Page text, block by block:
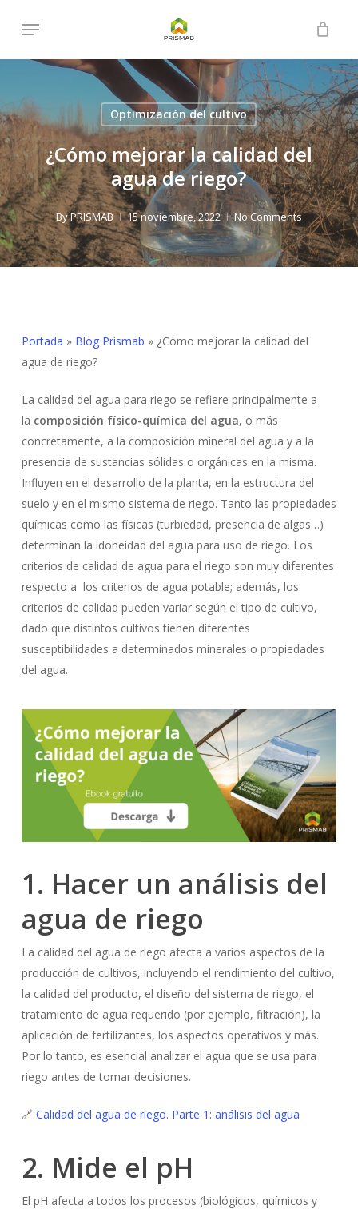
Menu
Close
Optimización del cultivo
¿Cómo mejorar la calidad del
agua de riego?
ByPRISMAB 15 noviembre, 2022 No Comments
Portada » Blog Prismab » ¿Cómo mejorar la calidad del
agua de riego?
La calidad del agua para riego se refiere principalmente a
la composición físico-química del agua, o más
concretamente, a la composición mineral del agua y a la
presencia de sustancias sólidas o orgánicas en la misma.
Influyen en el desarrollo de la planta, en la estructura del
suelo y en el mismo sistema de riego. Tanto las propiedades
químicas como las físicas (turbiedad, presencia de algas…)
determinan la idoneidad del agua para uso de riego. Los
criterios de calidad de agua para el riego son muy diferentes
respecto a los criterios de agua potable; además, los
criterios de calidad pueden variar según el tipo de cultivo,
dado que distintos cultivos tienen diferentes
susceptibilidades a determinados minerales o propiedades
del agua.
1. Hacer un análisis del
agua de riego
La calidad del agua de riego afecta a varios aspectos de la
producción de cultivos, incluyendo el rendimiento del cultivo,
la calidad del producto, el diseño del sistema de riego, el
tratamiento de agua requerido (por ejemplo, filtración), la
aplicación de fertilizantes, los aspectos operativos y más.
Por lo tanto, es esencial analizar el agua que se usa para
riego antes de tomar decisiones.
🔗 Calidad del agua de riego. Parte 1: análisis del agua
2. Mide el pH
El pH afecta a todos los procesos (biológicos, químicos y